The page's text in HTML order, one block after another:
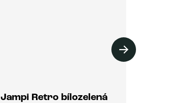
Jampi Retro bílozelená